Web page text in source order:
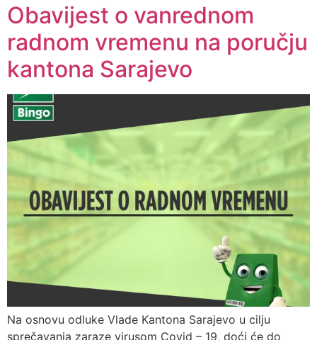
Obavijest o vanrednom
radnom vremenu na poručju
kantona Sarajevo
Na osnovu odluke Vlade Kantona Sarajevo u cilju
sprečavanja zaraze virusom Covid – 19, doći će do